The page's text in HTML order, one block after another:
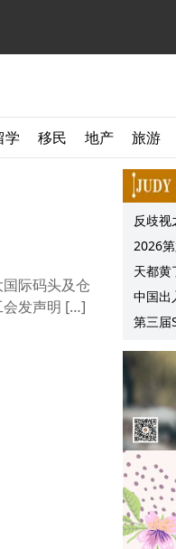
学 移民 地产 旅游
际码头及仓
会发声明 […]
反歧视
议会一
2026
务提质
天都黄
质量预
中国出
中介迎
第三届